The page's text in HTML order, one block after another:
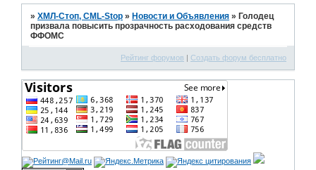
»ХМЛ-Стоп, CML-Stop »Новости и Объявления »Голодец
призвала повысить прозрачность расходования средств
ФФОМС
Рейтинг форумов | Создать форум бесплатно